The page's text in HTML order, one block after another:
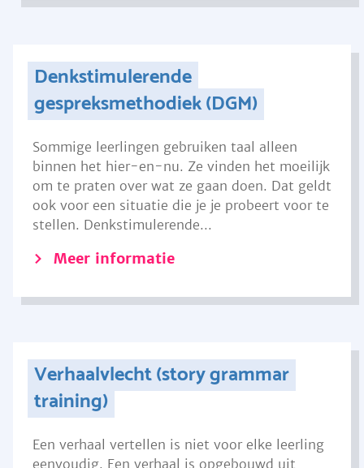
Denkstimulerende
gespreksmethodiek (DGM)
Sommige leerlingen gebruiken taal alleen
binnen het hier-en-nu. Ze vinden het moeilijk
om te praten over wat ze gaan doen. Dat geldt
ook voor een situatie die je je probeert voor te
stellen. Denkstimulerende...
Meer informatie
Verhaalvlecht (story grammar
training)
Een verhaal vertellen is niet voor elke leerling
eenvoudig. Een verhaal is opgebouwd uit